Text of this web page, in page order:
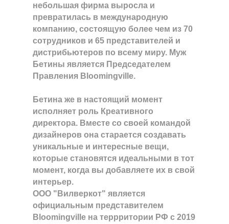
небольшая фирма выросла и
превратилась в международную
компанию, состоящую более чем из 70
сотрудников и 65 представителей и
дистрибьютеров по всему миру. Муж
Бетины является Председателем
Правления Bloomingville.
Бетина же в настоящий момент
исполняет роль Креативного
директора. Вместе со своей командой
дизайнеров она старается создавать
уникальные и интересные вещи,
которые становятся идеальными в тот
момент, когда вы добавляете их в свой
интерьер.
ООО "Вилверкот" является
официальным представителем
Bloomingville на террритории РФ с 2019